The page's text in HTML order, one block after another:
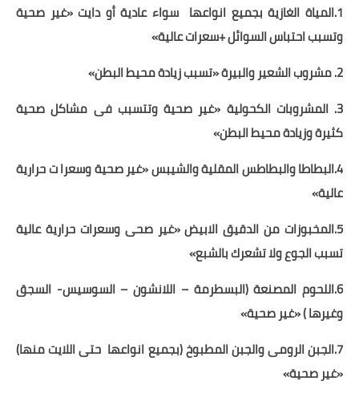
1.المياة الغازية بجميع انواعها
سواء عادية أو دايت «غير صحية
وتسبب احتباس السوائل +سعرات عالية»
2. مشروب الشعير والبيرة «تسبب زيادة محيط البطن»
3. المشروبات الكحولية «غير صحية وتتسبب فى مشاكل صحية
كثيرة وزيادة محيط البطن»
4.البطاطا والبطاطس المقلية والشيبس «غير صحية وسعرا ت حرارية
عالية»
5.المخبوزات من الدقيق الابيض «غير صحى وسعرات حرارية عالية
تسبب الجوع ولا تشعرك بالشبع»
6.اللحوم المصنعة (البسطرمة – اللانشون – السوسيس- السجق
وغيرها ) «غير صحية»
7.الجبن الرومى والجبن المطبوخ (بجميع انواعها
حتى اللايت منها)
«غير صحية»